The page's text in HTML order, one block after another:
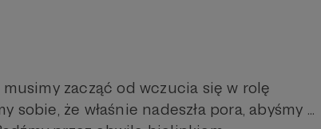
zacząć od wczucia się w rolę
że właśnie nadeszła pora, abyśmy ...